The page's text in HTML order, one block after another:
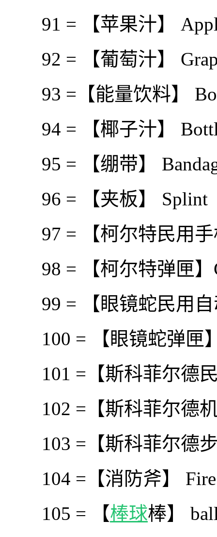
91 = 【苹果汁】
92 = 【葡萄汁】
93 =【能量饮料】
94 = 【椰子汁】
95 = 【绷带】
96 = 【夹板】 Splint
97 = 【柯尔特民用手
98 = 【柯尔特弹匣】
99 = 【眼镜蛇民用自
100 = 【眼镜蛇弹匣】
101 =【斯科菲尔德民
102 =【斯科菲尔德机
103 =【斯科菲尔德步
104 =【消防斧】 Fire
105 = 【棒球棒】